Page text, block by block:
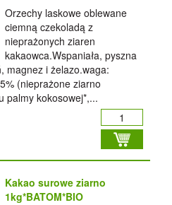
Orzechy laskowe oblewane
ciemną czekoladą z
nieprażonych ziaren
kakaowca.Wspaniała, pyszna
magnez i żelazo.waga:
(nieprażone ziarno
palmy kokosowej*,...
Kakao surowe ziarno
1kg*BATOM*BIO